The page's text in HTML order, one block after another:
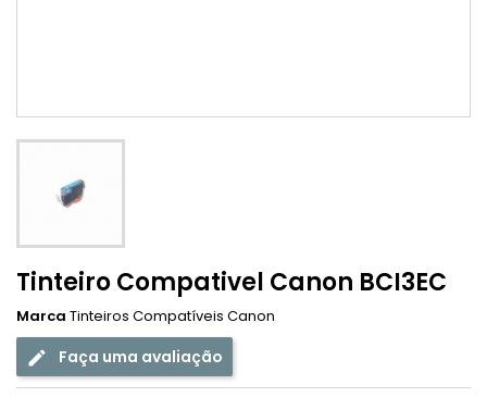
Tinteiro Compativel Canon BCI3EC
Marca Tinteiros Compatíveis Canon
Faça uma avaliação